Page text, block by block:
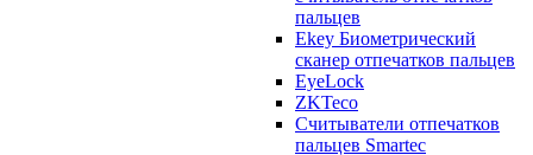
пальцев
Ekey Биометрический
сканер отпечатков пальцев
EyeLock
ZKTeco
Считыватели отпечатков
пальцев Smartec